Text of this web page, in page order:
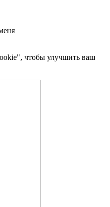
чтобы улучшить ваш